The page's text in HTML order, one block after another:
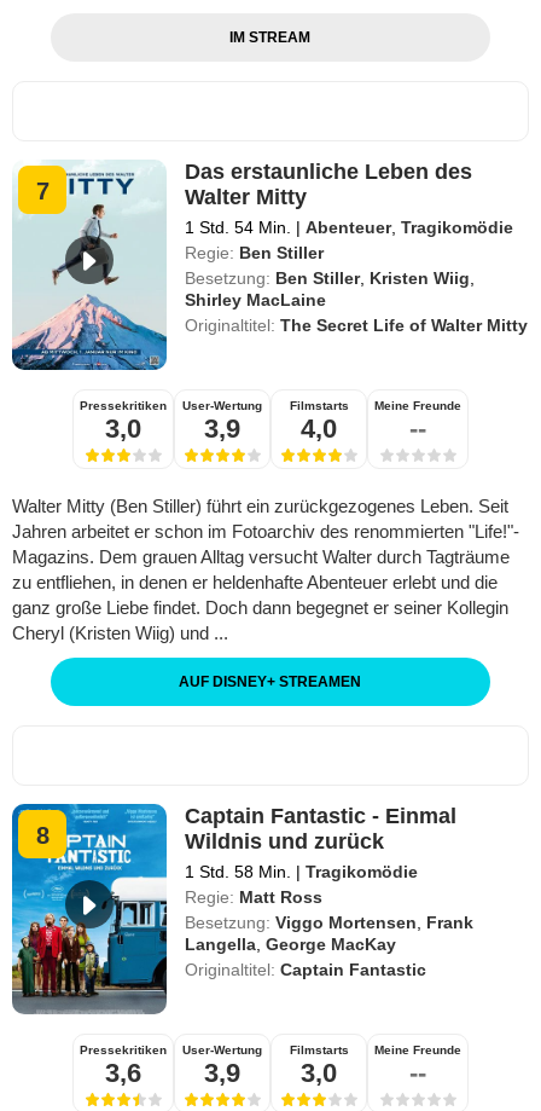
IM STREAM
7
Das erstaunliche Leben des
Walter Mitty
1 Std. 54 Min. | Abenteuer,Tragikomödie
Regie: Ben Stiller
Besetzung: Ben Stiller, Kristen Wiig
Shirley MacLaine
Originaltitel:The Secret Life of Walter Mitty
Pressekritiken
3,0
User-Wertung
3,9
Filmstarts
4,0
Meine Freunde
--
Walter Mitty (Ben Stiller) führt ein zurückgezogenes Leben. Seit
Jahren arbeitet er schon im Fotoarchiv des renommierten "Life!"-
Magazins. Dem grauen Alltag versucht Walter durch Tagträume
zu entfliehen, in denen er heldenhafte Abenteuer erlebt und die
ganz große Liebe findet. Doch dann begegnet er seiner Kollegin
Cheryl (Kristen Wiig) und ...
AUF DISNEY+ STREAMEN
8
Captain Fantastic - Einmal
Wildnis und zurück
1 Std. 58 Min. | Tragikomödie
Regie: Matt Ross
Besetzung: Viggo Mortensen
Frank
Langella ,George MacKay
Originaltitel:Captain Fantastic
Pressekritiken
3,6
User-Wertung
3,9
Filmstarts
3,0
Meine Freunde
--